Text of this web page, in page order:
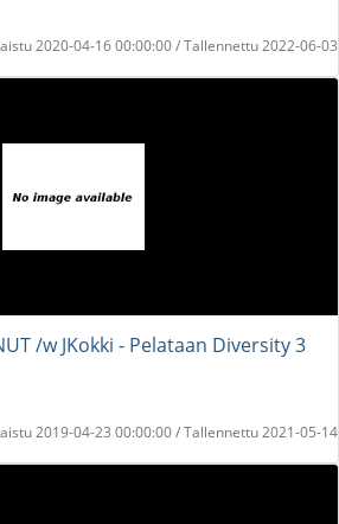
2020-04-16 00:00:00 / Tallennettu 2022-06-03
/w JKokki - Pelataan Diversity 3
2019-04-23 00:00:00 / Tallennettu 2021-05-14